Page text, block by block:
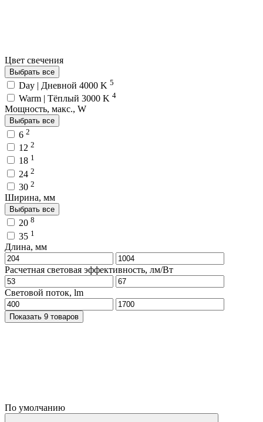
Цвет свечения
Выбрать все
Day | Дневной 4000 K 5
Warm | Тёплый 3000 K 4
Мощность, макс., W
Выбрать все
6 2
12 2
18 1
24 2
30 2
Ширина, мм
Выбрать все
20 8
35 1
Длина, мм
Расчетная световая эффективность, лм/Вт
Световой поток, lm
Показать 9 товаров
По умолчанию